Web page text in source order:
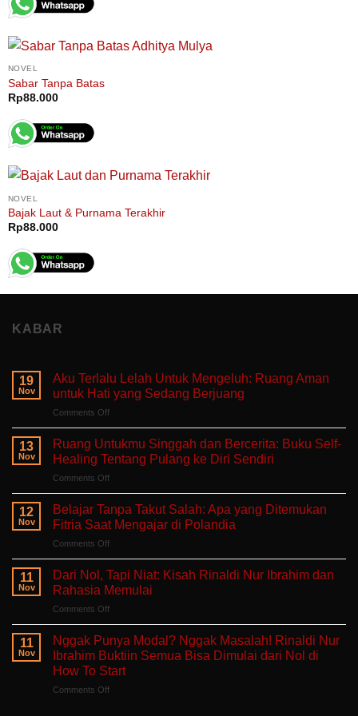
NOVEL
Sabar Tanpa Batas
Rp88.000
NOVEL
Bajak Laut & Purnama Terakhir
Rp88.000
KABAR
19
Nov
Aku Terlalu Lelah Untuk Mengeluh: Ruang Aman
untuk Hati yang Sedang Berjuang
Comments Offon
Terlalu
Untuk
Mengeluh:
Ruang
Aman
untuk
Sedang
Berjuang
13
Nov
Ruang Untukmu Singgah dan Bercerita: Buku Self-
Healing Tentang Pulang ke Diri Sendiri
Comments Offon
Untukmu
Singgah
dan
Bercerita:
Buku
Self-
Healing
ke
Diri
Sendiri
12
Nov
Belajar Tanpa Takut Salah: Apa yang Ditemukan
Fitria Saat Mengajar di Polandia
Comments Offon
Tanpa
Takut
Salah:
Apa
yang
Ditemukan
Fitria
Saat
Mengajar
di
11
Nov
Dari Nol, Tapi Niat: Kisah Rinaldi Nur Ibrahim dan
Rahasia Memulai
Comments Offon
Tapi
Niat:
Kisah
Rinaldi
11
Nov
Nggak Punya Modal? Nggak Masalah! Rinaldi Nur
Ibrahim Buktiin Semua Bisa Dimulai dari Nol di
How To Start
Comments Offon